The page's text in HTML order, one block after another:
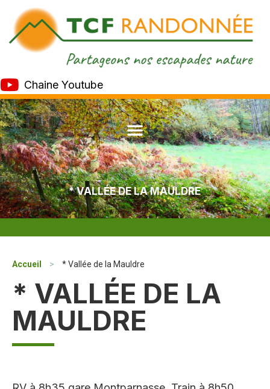
Chaine Youtube
* VALLÉE DE LA MAULDRE
Accueil > * Vallée de la Mauldre
* VALLÉE DE LA
MAULDRE